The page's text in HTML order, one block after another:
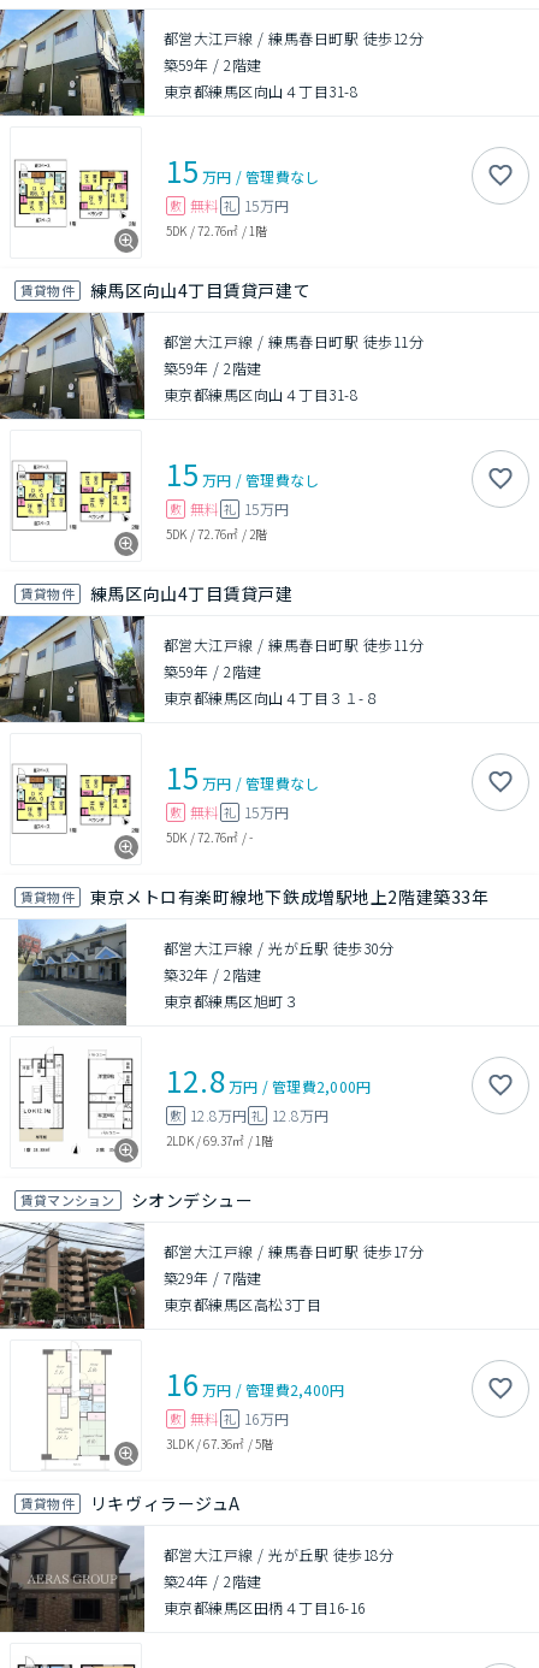
都営大江戸線 / 練馬春日町駅 徒歩12分
築59年 /2階建
東京都練馬区向山４丁目31-8
15 万円 /管理費なし
敷 無料 礼 15万円
5DK /72.76㎡ / 1階
賃貸物件 練馬区向山4丁目賃貸戸建て
都営大江戸線 / 練馬春日町駅 徒歩11分
築59年 /2階建
東京都練馬区向山４丁目31-8
15 万円 /管理費なし
敷 無料 礼 15万円
5DK /72.76㎡ / 2階
賃貸物件 練馬区向山4丁目賃貸戸建
都営大江戸線 / 練馬春日町駅 徒歩11分
築59年 /2階建
東京都練馬区向山４丁目３１-８
15 万円 /管理費なし
敷 無料 礼 15万円
5DK /72.76㎡ /-
賃貸物件 東京メトロ有楽町線地下鉄成増駅地上2階建築33年
都営大江戸線 / 光が丘駅 徒歩30分
築32年 /2階建
東京都練馬区旭町３
12.8万円 /管理費2,000円
敷 12.8万円 礼 12.8万円
2LDK/69.37㎡ / 1階
賃貸マンション シオンデシュー
都営大江戸線 / 練馬春日町駅 徒歩17分
築29年 /7階建
東京都練馬区高松3丁目
16 万円 /管理費2,400円
敷 無料 礼 16万円
3LDK/67.36㎡ /5階
賃貸物件 リキヴィラージュA
都営大江戸線 / 光が丘駅 徒歩18分
築24年 /2階建
東京都練馬区田柄４丁目16-16